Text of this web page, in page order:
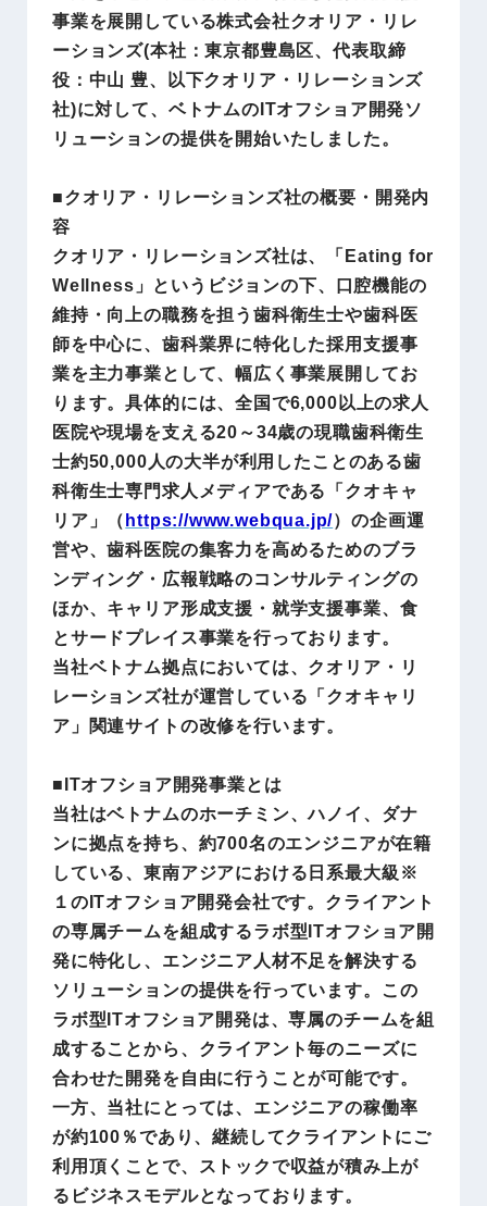
事業を展開している株式会社クオリア・リレ
ーションズ(本社：東京都豊島区、代表取締
役：中山 豊、以下クオリア・リレーションズ
社)に対して、ベトナムのITオフショア開発ソ
リューションの提供を開始いたしました。
■クオリア・リレーションズ社の概要・開発内
容
クオリア・リレーションズ社は、「Eating for
Wellness」というビジョンの下、口腔機能の
維持・向上の職務を担う歯科衛生士や歯科医
師を中心に、歯科業界に特化した採用支援事
業を主力事業として、幅広く事業展開してお
ります。具体的には、全国で6,000以上の求人
医院や現場を支える20～34歳の現職歯科衛生
士約50,000人の大半が利用したことのある歯
科衛生士専門求人メディアである「クオキャ
リア」（https://www.webqua.jp/）の企画運
営や、歯科医院の集客力を高めるためのブラ
ンディング・広報戦略のコンサルティングの
ほか、キャリア形成支援・就学支援事業、食
とサードプレイス事業を行っております。
当社ベトナム拠点においては、クオリア・リ
レーションズ社が運営している「クオキャリ
ア」関連サイトの改修を行います。
■ITオフショア開発事業とは
当社はベトナムのホーチミン、ハノイ、ダナ
ンに拠点を持ち、約700名のエンジニアが在籍
している、東南アジアにおける日系最大級※
１のITオフショア開発会社です。クライアント
の専属チームを組成するラボ型ITオフショア開
発に特化し、エンジニア人材不足を解決する
ソリューションの提供を行っています。この
ラボ型ITオフショア開発は、専属のチームを組
成することから、クライアント毎のニーズに
合わせた開発を自由に行うことが可能です。
一方、当社にとっては、エンジニアの稼働率
が約100％であり、継続してクライアントにご
利用頂くことで、ストックで収益が積み上が
るビジネスモデルとなっております。